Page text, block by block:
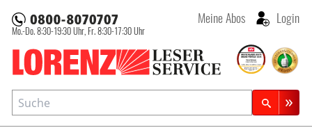
Lorenz Leserservice
Mo.-Do. 8:30-19:30 Uhr, Fr. 8:30-17:30 Uhr
Meine Abos Login
Suche
Zeitschriftensuche